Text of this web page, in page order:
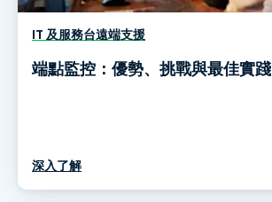
IT 及服務台遠端支援
端點監控：優勢、挑戰與最佳實踐
深入了解